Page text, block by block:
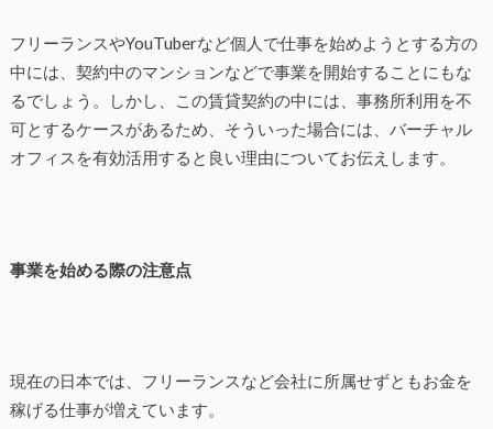
フリーランスやYouTuberなど個人で仕事を始めようとする方の
中には、契約中のマンションなどで事業を開始することにもな
るでしょう。しかし、この賃貸契約の中には、事務所利用を不
可とするケースがあるため、そういった場合には、バーチャル
オフィスを有効活用すると良い理由についてお伝えします。
事業を始める際の注意点
現在の日本では、フリーランスなど会社に所属せずともお金を
稼げる仕事が増えています。